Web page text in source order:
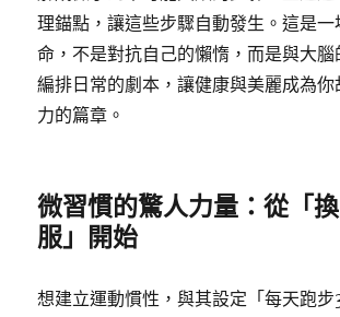
理錨點，讓這些步驟自動發生。這是
命，不是對抗自己的懶惰，而是與大
編排日常的劇本，讓健康與美麗成為你
力的篇章。
微習慣的驚人力量：從「
服」開始
想建立運動慣性，與其設定「每天跑